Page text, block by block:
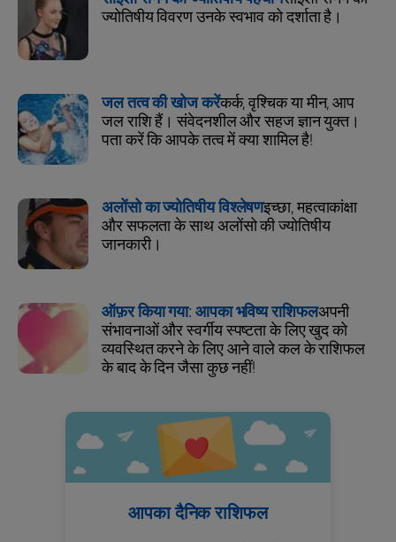
ज्योतिषीय विवरण उनके स्वभाव को दर्शाता है।
जल तत्व की खोज करेंकर्क, वृश्चिक या मीन, आप
जल राशि हैं। संवेदनशील और सहज ज्ञान युक्त।
पता करें कि आपके तत्व में क्या शामिल है!
अलोंसो का ज्योतिषीय विश्लेषणइच्छा, महत्वाकांक्षा
और सफलता के साथ अलोंसो की ज्योतिषीय
जानकारी।
ऑफ़र किया गया: आपका भविष्य राशिफलअपनी
संभावनाओं और स्वर्गीय स्पष्टता के लिए खुद को
व्यवस्थित करने के लिए आने वाले कल के राशिफल
के बाद के दिन जैसा कुछ नहीं!
आपका दैनिक राशिफल